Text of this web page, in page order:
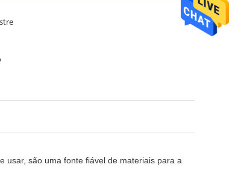
usar, são uma fonte fiável de materiais para a